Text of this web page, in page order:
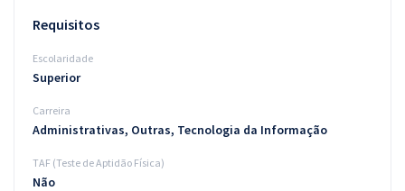
Requisitos
Escolaridade
Superior
Carreira
Administrativas, Outras, Tecnologia da Informação
TAF (Teste de Aptidão Física)
Não